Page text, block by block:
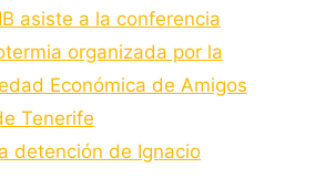
asiste a la conferencia
organizada por la
Económica de Amigos
Tenerife
detención de Ignacio